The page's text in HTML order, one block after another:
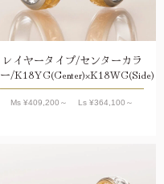
レイヤータイプ/センターカラ
ー/K18YG(Center)×K18WG(Side)
Ms ¥409,200 ～ Ls ¥364,100 ～